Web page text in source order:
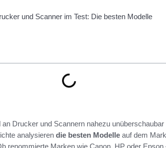
Drucker und Scannern nahezu
analysieren die besten Modelle auf dem
renommierte Marken wie Canon, HP oder